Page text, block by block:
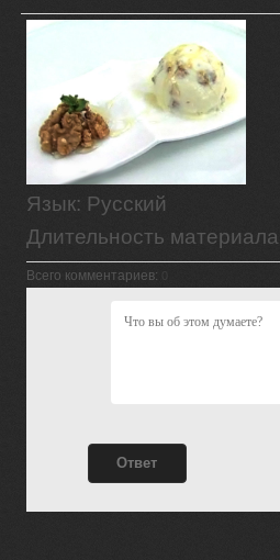
Язык: Русский
Длительность материала
Всего комментариев: